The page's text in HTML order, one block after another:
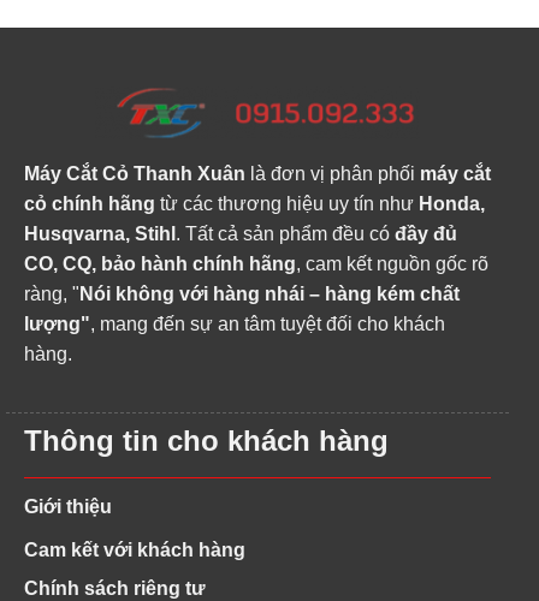
Máy Cắt Cỏ Thanh Xuân là đơn vị phân phối máy cắt
cỏ chính hãng từ các thương hiệu uy tín như Honda,
Husqvarna, Stihl . Tất cả sản phẩm đều có đầy đủ
CO, CQ, bảo hành chính hãng, cam kết nguồn gốc rõ
ràng, " Nói không với hàng nhái – hàng kém chất
lượng", mang đến sự an tâm tuyệt đối cho khách
hàng.
Thông tin cho khách hàng
Giới thiệu
Cam kết với khách hàng
Chính sách riêng tư